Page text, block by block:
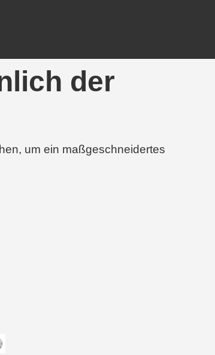
der
um ein maßgeschneidertes